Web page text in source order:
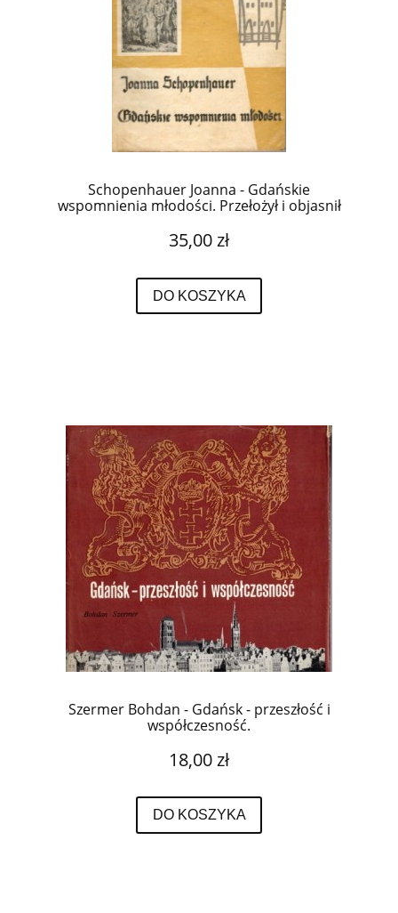
Schopenhauer Joanna - Gdańskie
wspomnienia młodości. Przełożył i objasnił
35,00 zł
DO KOSZYKA
Szermer Bohdan - Gdańsk - przeszłość i
współczesność.
18,00 zł
DO KOSZYKA